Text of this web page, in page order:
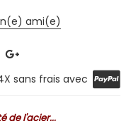
ami(e)
sans frais avec
de l'acier...